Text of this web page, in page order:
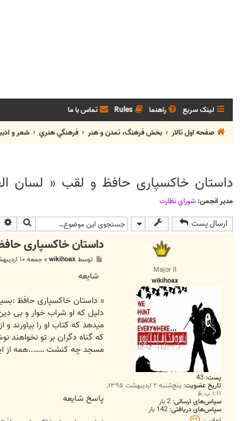
لینک سریع راهنما Rules تماس با ما
صفحه اول تالار
بخش فرهنگ، تمدن و هنر فرهنگي هنري شعر و
داستان خاکسپاری حافظ و لقب « لسان
مدیر انجمن: شوراي نظارت
ارسال پست جستجو
Major II
wikihoax
پست: 43
تاریخ عضویت: پنج‌شنبه ۲ اردیبهشت ۱۳۹۵,
۱:۱۱ ب.ظ
سپاس‌های ارسالی: 2 بار
سپاس‌های دریافتی: 142 بار
ت
داستان خاکسپاری
ت
توسطwikihoax
»جمعه ۱۰ اردیبهشت ۱۳۹۵, ۷:۲۲ ب.ظ
شایعه
« ﺩﺍﺳﺘﺎﻥ ﺧﺎﮐﺴﭙﺎﺭﯼ حافظ
ﺩﻟﯿﻞ ﮐﻪ ﺍﻭ ﺷﺮﺍﺏ ﺧﻮﺍﺭ ﻭ ﺑﯽ
ﻣﯿﺪﻫﺪ ﮐﻪ ﮐﺘﺎﺏ ﺍﻭ ﺭﺍ ﺑﯿﺎﻭﺭﻧﺪ
ﮐﻪ ﮔﻨﺎﻩ ﺩﮔﺮﺍﻥ ﺑﺮ ﺗﻮ
ﻣﺴﺠﺪ ﭼﻪ ﮐﻨﺸﺖ ……..ﻫﻤﻪ ﺍﺯ ﺍﯾﻦ
پاسخ شایعه